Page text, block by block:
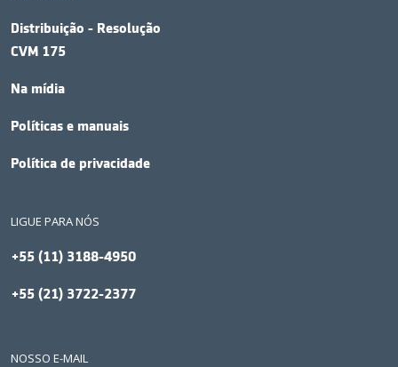
Distribuição - Resolução
CVM 175
Na mídia
Políticas e manuais
Política de privacidade
LIGUE PARA NÓS
+55 (11) 3188-4950
+55 (21) 3722-2377
NOSSO E-MAIL